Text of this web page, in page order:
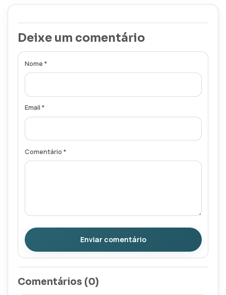
Deixe um comentário
Nome *
Email *
Comentário *
Enviar comentário
Comentários (0)